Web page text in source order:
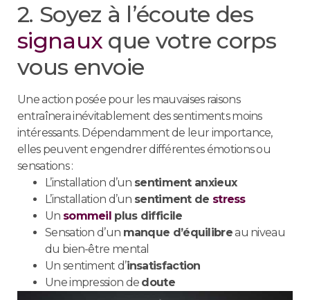
2. Soyez à l’écoute des
signauxque votre corps
vous envoie
Une action posée pour les mauvaises raisons
entraînera inévitablement des sentiments moins
intéressants. Dépendamment de leur importance,
elles peuvent engendrer différentes émotions ou
sensations :
L’installation d’un sentiment anxieux
L’installation d’un sentiment de stress
Un sommeil plus difficile
Sensation d’un manque d’équilibreau niveau
du bien-être mental
Un sentiment d’insatisfaction
Une impression de doute